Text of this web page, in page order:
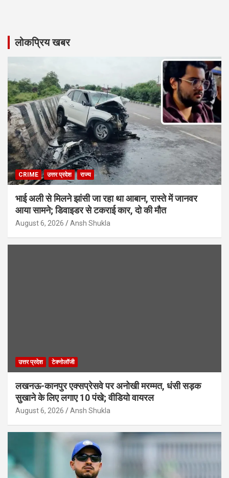
लोकप्रिय खबर
CRIME उत्तर प्रदेश राज्य
भाई अली से मिलने झांसी जा रहा था आबान, रास्ते में जानवर
आया सामने; डिवाइडर से टकराई कार, दो की मौत
August 6, 2026 Ansh Shukla
उत्तर प्रदेश टेक्नोलॉजी
लखनऊ-कानपुर एक्सप्रेसवे पर अनोखी मरम्मत, धंसी सड़क
सुखाने के लिए लगाए 10 पंखे; वीडियो वायरल
August 6, 2026 Ansh Shukla